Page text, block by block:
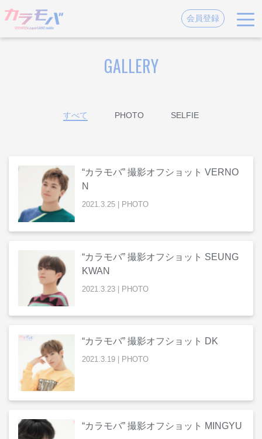
会員登録
GALLERY
すべて PHOTO SELFIE
“カラモバ” 撮影オフショット VERNO
N
2021.3.25 PHOTO
“カラモバ” 撮影オフショット SEUNG
KWAN
2021 3 23 PHOTO
“カラモバ” 撮影オフショット DK
2021.3.19 PHOTO
“カラモバ” 撮影オフショット MINGYU